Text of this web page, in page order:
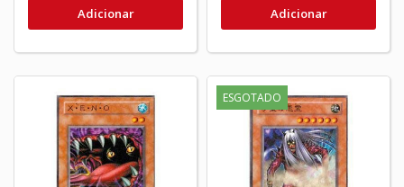
Adicionar Adicionar
ESGOTADO